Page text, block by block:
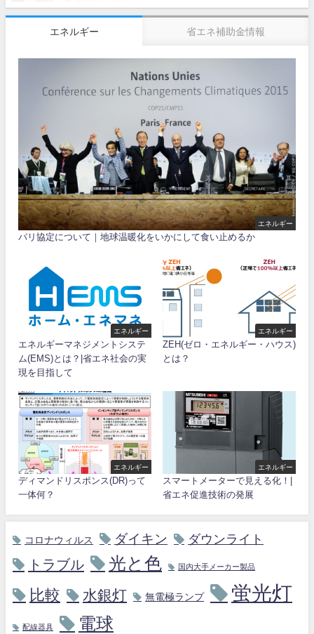
エネルギー 省エネ補助金情報
エネルギー
パリ協定について｜地球温暖化をいかにして食い止めるか
エネルギー
エネルギーマネジメントシステ
ム(EMS)とは？|省エネ社会の実
現を目指して
エネルギー
ZEH(ゼロ・エネルギー・ハウス)
とは？
エネルギー
ディマンドリスポンス(DR)って
一体何？
エネルギー
スマートメーターで見える化！|
省エネ促進技術の発展
コロナウィルス ダイキン ダウンライト
トラブル 光と色 国内大手メーカー製品
比較 水銀灯 無電極ランプ 蛍光灯
配線器具 電球